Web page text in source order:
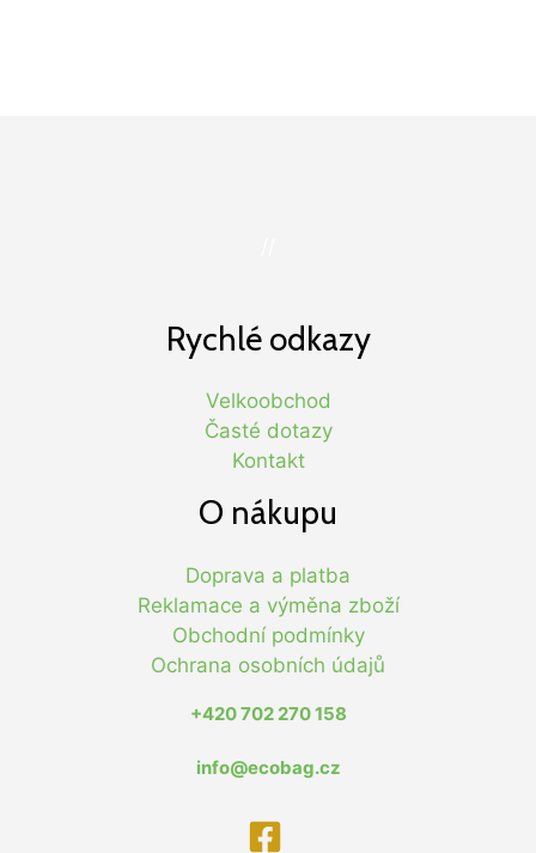
Rychlé odkazy
Velkoobchod
Časté dotazy
Kontakt
O nákupu
Doprava a platba
Reklamace a výměna zboží
Obchodní podmínky
Ochrana osobních údajů
+420 702 270 158
info@ecobag.cz